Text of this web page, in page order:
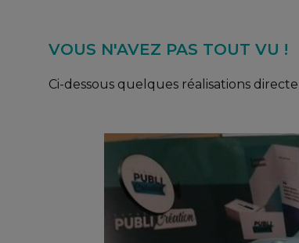
VOUS N'AVEZ PAS TOUT VU !
Ci-dessous quelques réalisations